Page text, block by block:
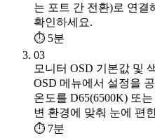
는 포트 간 전환)로 연결
확인하세요.
⏱ 5분
03
모니터 OSD 기본값 및
OSD 메뉴에서 설정을
온도를 D65(6500K) 또
변 환경에 맞춰 눈에 편
⏱ 7분